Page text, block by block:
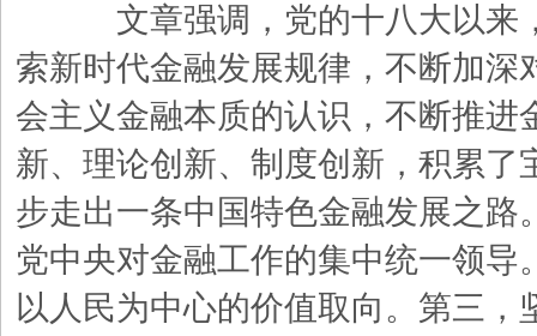
文章强调，党的十八大以来
索新时代金融发展规律，不断加深
会主义金融本质的认识，不断推进
新、理论创新、制度创新，积累了
步走出一条中国特色金融发展之路
党中央对金融工作的集中统一领导
以人民为中心的价值取向。第三，